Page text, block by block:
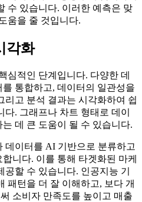
수 있습니다. 이러한 예측은 맞
움을 줄 것입니다.
각화
심적인 단계입니다. 다양한 데
통합하고, 데이터의 일관성을
리고 분석 결과는 시각화하여 쉽
. 그래프나 차트 형태로 데이
데 큰 도움이 될 수 있습니다.
데이터를 AI 기반으로 분류하고
니다. 이를 통해 타겟화된 마케
할 수 있습니다. 인공지능 기
패턴을 더 잘 이해하고, 보다 개
소비자 만족도를 높이고 매출